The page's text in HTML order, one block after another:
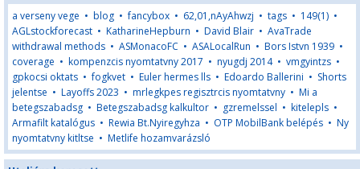
a verseny vege • blog •fancybox • 62,01,nAyAhwzj • tags • 149(1) •
AGLstockforecast • KatharineHepburn • David Blair • AvaTrade
withdrawal methods • ASMonacoFC • ASALocalRun • Bors Istvn 1939 •
coverage • kompenzcis nyomtatvny 2017 • nyugdj 2014• vmgyintzs •
gpkocsi oktats •fogkvet • Euler hermes lls • Edoardo Ballerini • Shorts
jelentse • Layoffs 2023 • mrlegkpes regisztrcis nyomtatvny • Mi a
betegszabadsg • Betegszabadsg kalkultor • gzremelssel • kitelepls •
Armafilt katalógus • Rewia Bt.Nyiregyhza • OTP MobilBank belépés • Ny
nyomtatvny kitltse • Metlife hozamvarázsló